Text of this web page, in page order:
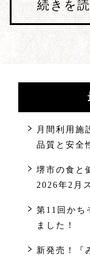
続きを
月間利用施
品質と安全
堺市の食と
2026年2月
第11回かち
ました！
新発売！『